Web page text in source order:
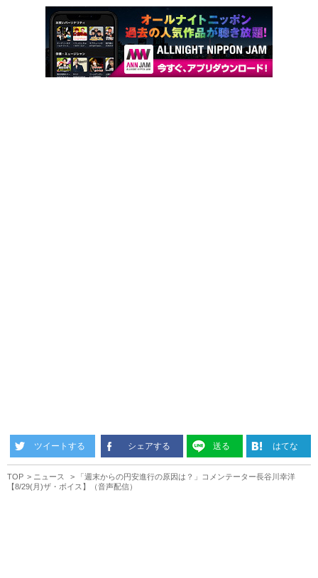
ツイートする シェアする 送る はてな
TOP ニュース
「週末からの円安進行の原因は？」コメンテーター長谷川幸洋
【8/29(月)ザ・ボイス】（音声配信）